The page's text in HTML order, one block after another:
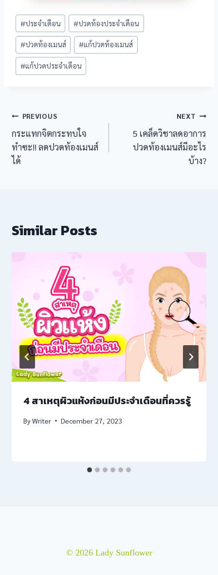
Post
Tags:
#ประจำเดือน #ปวดท้องประจำเดือน
#ปวดท้องเมนส์ #แก้ปวดท้องเมนส์
#แก้ปวดประจำเดือน
Post
navigation
PREVIOUS
กระแทกจิตกระทบใจ
ทำซะ!! ลดปวดท้องเมนส์
ได้
NEXT
5 เคล็ดวิชาลดอาการ
ปวดท้องเมนส์มีอะไร
บ้าง?
Similar Posts
4 สาเหตุผิวแห้งก่อนมีประจำเดือนที่ควรรู้
ByWriter December 27, 2023
© 2026 Lady Sunflower